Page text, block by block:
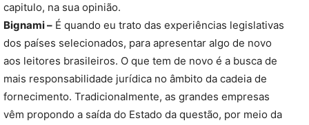
capitulo, na sua opinião.
Bignami – É quando eu trato das experiências legislativas
dos países selecionados, para apresentar algo de novo
aos leitores brasileiros. O que tem de novo é a busca de
mais responsabilidade jurídica no âmbito da cadeia de
fornecimento. Tradicionalmente, as grandes empresas
vêm propondo a saída do Estado da questão, por meio da